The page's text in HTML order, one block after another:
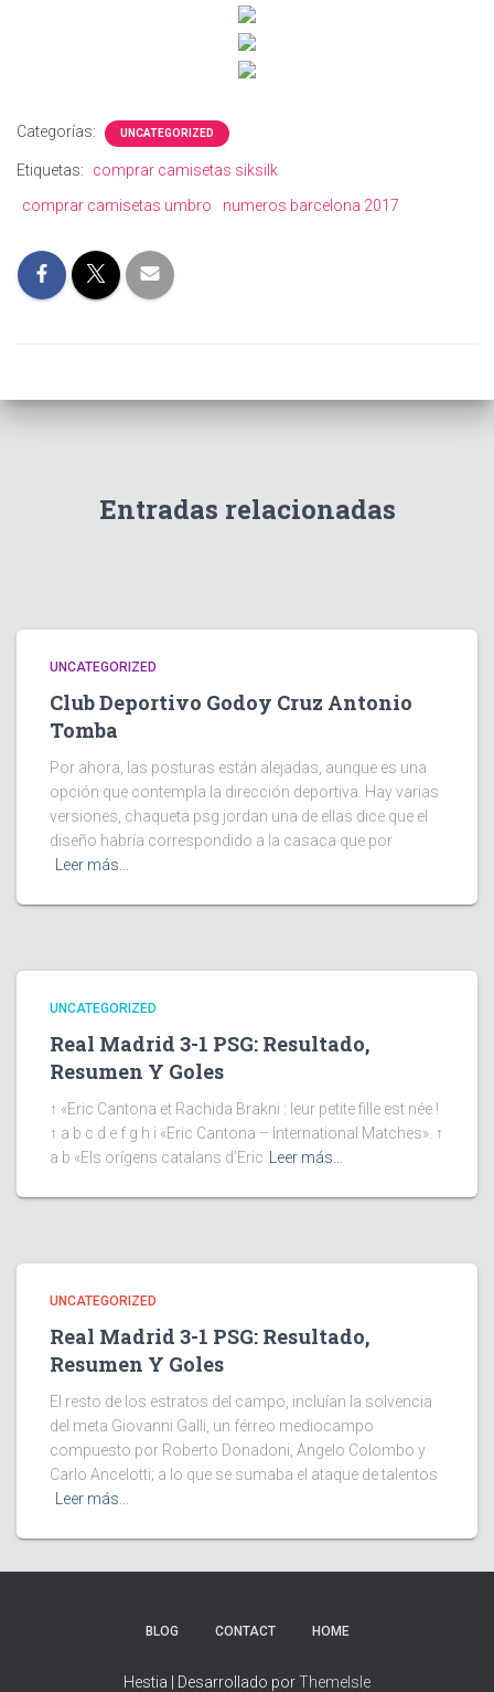
Categorías: UNCATEGORIZED
Etiquetas:
comprar camisetas siksilk
comprar camisetas umbro
numeros barcelona 2017
Entradas relacionadas
UNCATEGORIZED
Club Deportivo Godoy Cruz Antonio
Tomba
Por ahora, las posturas están alejadas, aunque es una
opción que contempla la dirección deportiva. Hay varias
versiones, chaqueta psg jordan una de ellas dice que el
diseño habría correspondido a la casaca que por
Leer más…
UNCATEGORIZED
Real Madrid 3-1 PSG: Resultado,
Resumen Y Goles
↑ «Eric Cantona et Rachida Brakni : leur petite fille est née !
↑ a b c d e f g h i «Eric Cantona – International Matches». ↑
a b «Els orígens catalans d’Eric
Leer más…
UNCATEGORIZED
Real Madrid 3-1 PSG: Resultado,
Resumen Y Goles
El resto de los estratos del campo, incluían la solvencia
del meta Giovanni Galli, un férreo mediocampo
compuesto por Roberto Donadoni, Angelo Colombo y
Carlo Ancelotti; a lo que se sumaba el ataque de talentos
Leer más…
BLOG CONTACT HOME
Hestia | Desarrollado porThemeIsle